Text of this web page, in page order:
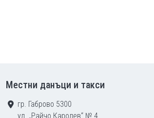
Местни данъци и такси
гр. Габрово 5300
ул. „Райчо Каролев“ № 4